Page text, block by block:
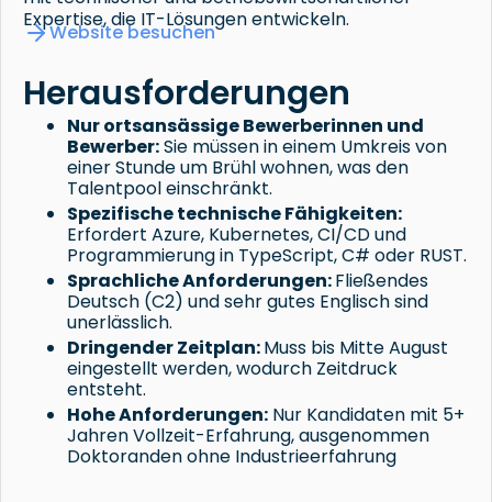
Expertise, die IT-Lösungen entwickeln.
Website besuchen
Herausforderungen
Nur ortsansässige Bewerberinnen und
Bewerber:Sie müssen in einem Umkreis von
einer Stunde um Brühl wohnen, was den
Talentpool einschränkt.
Spezifische technische Fähigkeiten:
Erfordert Azure, Kubernetes, CI/CD und
Programmierung in TypeScript, C# oder RUST.
Sprachliche Anforderungen:Fließendes
Deutsch (C2) und sehr gutes Englisch sind
unerlässlich.
Dringender Zeitplan:Muss bis Mitte August
eingestellt werden, wodurch Zeitdruck
entsteht.
Hohe Anforderungen: Nur Kandidaten mit 5+
Jahren Vollzeit-Erfahrung, ausgenommen
Doktoranden ohne Industrieerfahrung